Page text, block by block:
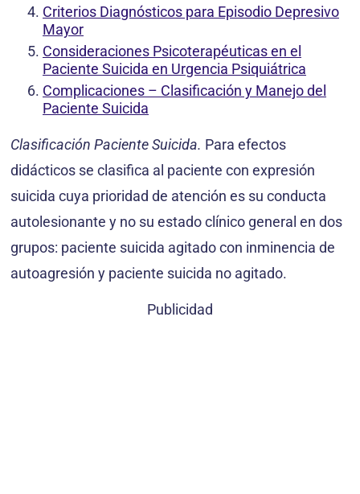
Criterios Diagnósticos para Episodio Depresivo
Mayor
Consideraciones Psicoterapéuticas en el
Paciente Suicida en Urgencia Psiquiátrica
Complicaciones – Clasificación y Manejo del
Paciente Suicida
Clasificación Paciente Suicida. Para efectos
didácticos se clasifica al paciente con expresión
suicida cuya prioridad de atención es su conducta
autolesionante y no su estado clínico general en dos
grupos: paciente suicida agitado con inminencia de
autoagresión y paciente suicida no agitado.
Publicidad